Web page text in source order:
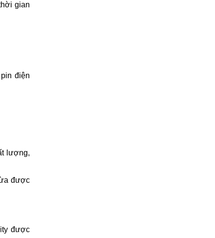
gian
điện
lượng,
được
được